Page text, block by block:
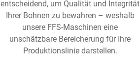
entscheidend, um Qualität und Integrität
Ihrer Bohnen zu bewahren – weshalb
unsere FFS-Maschinen eine
unschätzbare Bereicherung für Ihre
Produktionslinie darstellen.